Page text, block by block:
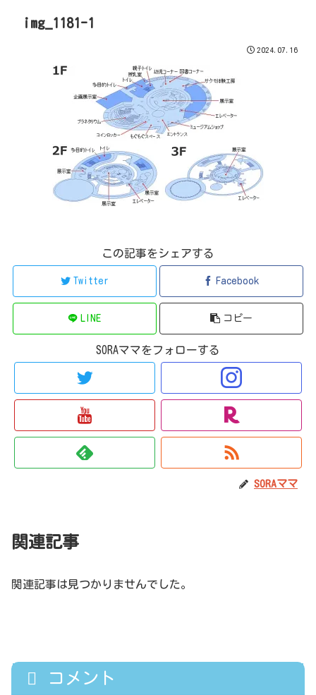
img_1181-1
2024.07.16
この記事をシェアする
Twitter Facebook
LINE コピー
SORAママをフォローする
SORAママ
関連記事
関連記事は見つかりませんでした。
コメント